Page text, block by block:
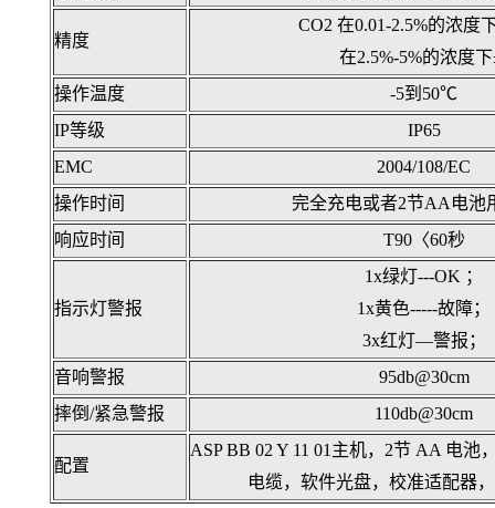
精度
CO2 在0.01-2.5%的浓度
在2.5%-5%的浓度下
操作温度
-5到50℃
IP等级
IP65
EMC
2004/108/EC
操作时间
完全充电或者2节AA电池
响应时间
T90〈60秒
指示灯警报
1x绿灯---OK ；
1x黄色-----故障；
3x红灯—警报 ；
音响警报
95db@30cm
摔倒/紧急警报
110db@30cm
配置
ASP BB 02 Y 11 01主机，2节 AA 电池
电缆，软件光盘，校准适配器